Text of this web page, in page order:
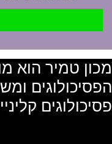
מכון טמיר הוא
הפסיכולוגים
פסיכולוגים